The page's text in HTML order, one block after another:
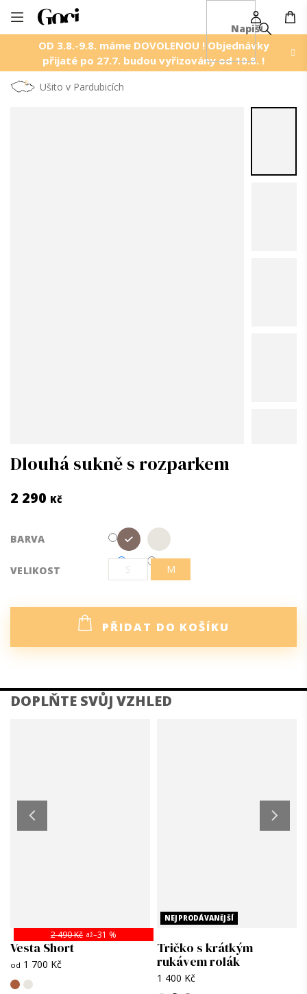
Přejít
OD 3.8.-9.8. máme DOVOLENOU ! Objednávky
přijaté po 27.7. budou vyřizovány od 10.8. !
Dlouhá sukně s rozparkem
2 290 Kč
cena:
BARVA
VELIKOST S M
PŘIDAT DO KOŠÍKU
2 490 Kč až–31 %
Vesta Short
od 1 700 Kč
NEJPRODÁVANĚJŠÍ
Tričko s krátkým
rukávem rolák
1 400 Kč
DETAILNÍ POPIS PRODUKTU
funkčností. Skvělá volba pro každodenní nošení i speciální
příležitosti.
Podzim,Zima
Materiál -
smetanová
sukně:
Polyester 60 % + bavlna 35 % +
elastan 5 %
Praní:
30 °C jemné praní